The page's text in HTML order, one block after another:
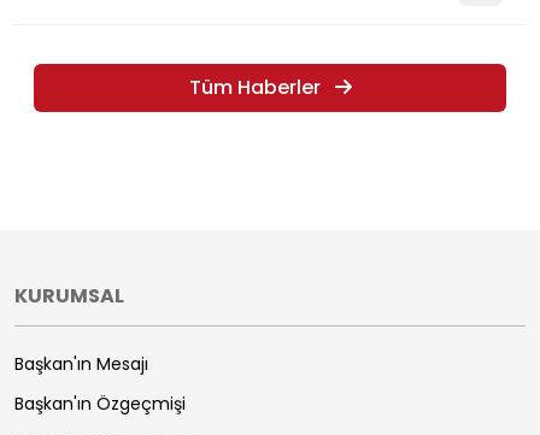
Tüm Haberler
KURUMSAL
Başkan'ın Mesajı
Başkan'ın Özgeçmişi